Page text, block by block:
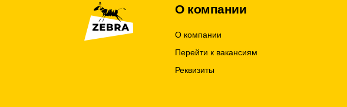
О компании
О компании
Перейти к вакансиям
Реквизиты